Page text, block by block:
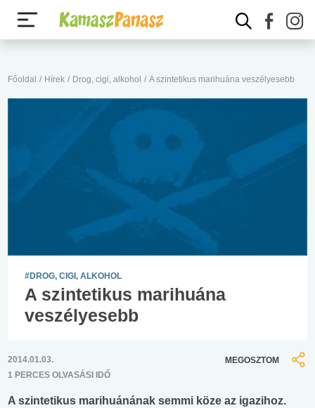
Főoldal / Hírek / Drog, cigi, alkohol / A szintetikus marihuána veszélyesebb
#DROG, CIGI, ALKOHOL
A szintetikus marihuána
veszélyesebb
2014.01.03.
1 PERCES OLVASÁSI IDŐ
MEGOSZTOM
A szintetikus marihuánának semmi köze az igazihoz.